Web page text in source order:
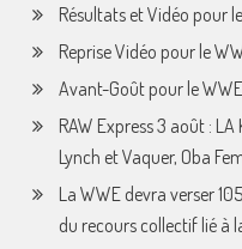
Résultats et Vidéo pour
Reprise Vidéo pour le
Avant-Goût pour le
RAW Express 3 août :
Lynch et Vaquer, Oba
La WWE devra verser
du recours collectif lié à